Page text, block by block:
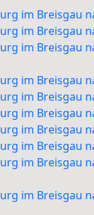
im Breisgau
im Breisgau
im Breisgau
im Breisgau
im Breisgau
im Breisgau
im Breisgau
im Breisgau
im Breisgau
im Breisgau